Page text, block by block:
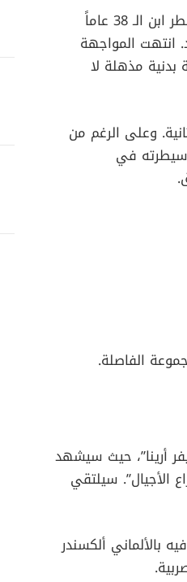
لم يكن طريق “نولي” مفروشاً بالورود نحو النهائي الحادي عشر له في ملبورن؛ إذ اضطر ابن الـ 38 عاماً
انتهت المواجهة
لياقة بدنية مذهلة لا
وعلى الرغم من
سيطرته في
الفاصلة.
أرينا”، حيث سيشهد
الأجيال”. سيلتقي
بالألماني ألكسندر